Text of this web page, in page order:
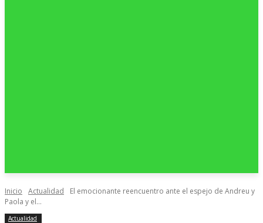
Inicio Actualidad
El emocionante reencuentro ante el espejo de Andreu y
Paola y el...
Actualidad